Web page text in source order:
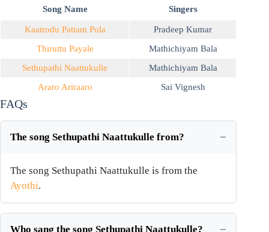
Song Name Singers
Kaatrodu Pattam Pola
Pradeep Kumar
Thiruttu Payale
Mathichiyam Bala
Sethupathi Naattukulle
Mathichiyam Bala
Araro Ariraaro
Sai Vignesh
FAQs
The song Sethupathi Naattukulle from?
The song Sethupathi Naattukulle is from the
Ayothi.
Who sang the song Sethupathi Naattukulle?